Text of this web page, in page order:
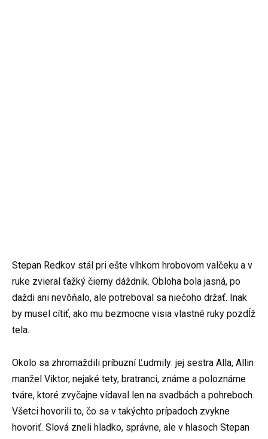
Stepan Redkov stál pri ešte vlhkom hrobovom valčeku a v
ruke zvieral ťažký čierny dáždnik. Obloha bola jasná, po
daždi ani nevôňalo, ale potreboval sa niečoho držať. Inak
by musel cítiť, ako mu bezmocne visia vlastné ruky pozdĺž
tela.
Okolo sa zhromaždili príbuzní Ľudmily: jej sestra Alla, Allin
manžel Viktor, nejaké tety, bratranci, známe a poloznáme
tváre, ktoré zvyčajne vídaval len na svadbách a pohreboch.
Všetci hovorili to, čo sa v takýchto prípadoch zvykne
hovoriť. Slová zneli hladko, správne, ale v hlasoch Stepan